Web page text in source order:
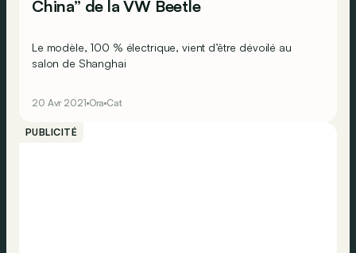
China” de la VW Beetle
Le modèle, 100 % électrique, vient d’être dévoilé au
salon de Shanghai
20 Avr 2021 Ora Cat
PUBLICITÉ